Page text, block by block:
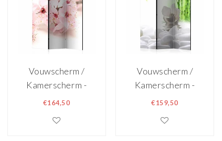
Vouwscherm /
Kamerscherm -
Kersenbloesem
gemonteerd
€164,50
Vouwscherm /
Kamerscherm -
Stilte 135x172cm ,
geleverd,
€159,50